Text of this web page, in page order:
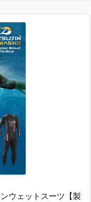
ウェットスーツ【製